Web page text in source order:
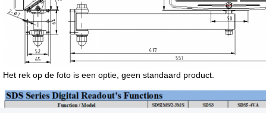
Het rek op de foto is een optie, geen standaard product.